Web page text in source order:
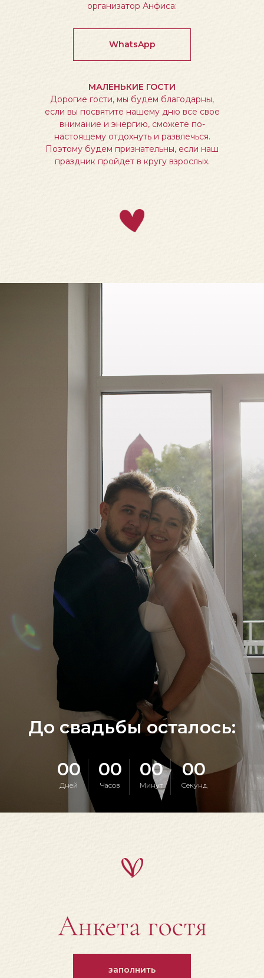
WhatsApp
МАЛЕНЬКИЕ ГОСТИ
Дорогие гости, мы будем благодарны,
если вы посвятите нашему дню все свое
внимание и энергию, сможете по-
настоящему отдохнуть и развлечься.
Поэтому будем признательны, если наш
праздник пройдет в кругу взрослых.
организатор Анфиса:
До свадьбы осталось:
00
Дней
00
Часов
00
Минут
00
Секунд
заполнить